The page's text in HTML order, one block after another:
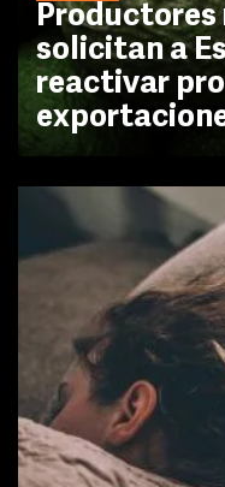
Productores
solicitan a
reactivar